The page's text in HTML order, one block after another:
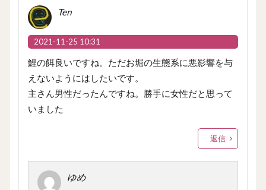
Ten
2021-11-25 10:31
鯉の餌良いですね。ただお堀の生態系に悪影響を与
えないようにはしたいです。
主さん男性だったんですね。勝手に女性だと思って
いました
返信
ゆめ